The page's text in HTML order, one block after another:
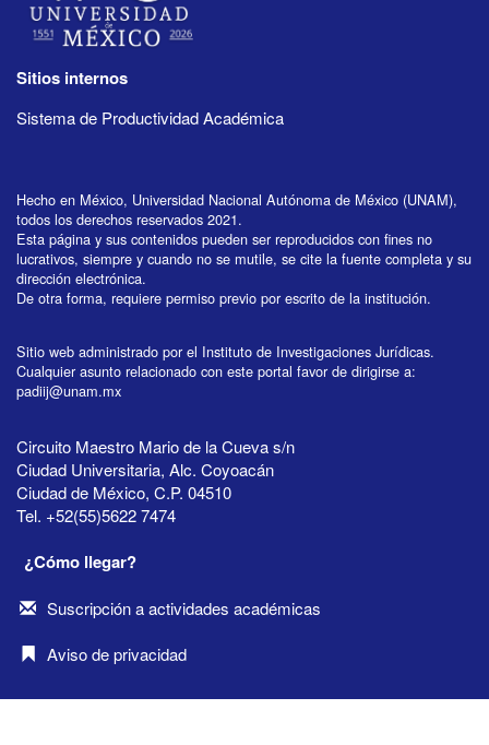
Sitios internos
Sistema de Productividad Académica
Hecho en México, Universidad Nacional Autónoma de México (UNAM),
todos los derechos reservados 2021.
Esta página y sus contenidos pueden ser reproducidos con fines no
lucrativos, siempre y cuando no se mutile, se cite la fuente completa y su
dirección electrónica.
De otra forma, requiere permiso previo por escrito de la institución.
Sitio web administrado por el Instituto de Investigaciones Jurídicas.
Cualquier asunto relacionado con este portal favor de dirigirse a:
padiij@unam.mx
Circuito Maestro Mario de la Cueva s/n
Ciudad Universitaria, Alc. Coyoacán
Ciudad de México, C.P. 04510
Tel. +52(55)5622 7474
¿Cómo llegar?
Suscripción a actividades académicas
Aviso de privacidad